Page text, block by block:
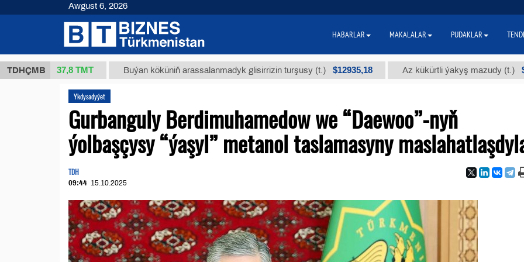
TDHÇMB
37,8 ТМТ Buýan köküniň arassalanmadyk glisirrizin turşusy (t.) $12935,18 Az kükürtli ýakyş mazudy (t.) $300
Ykdysadyýet
Gurbanguly Berdimuhamedow we “Daewoo”-nyň
ýolbaşçysy “ýaşyl” metanol taslamasyny
TDH
09:44 15.10.2025
Awgust 6, 2026
HABARLAR MAKALALAR PUDAKLAR